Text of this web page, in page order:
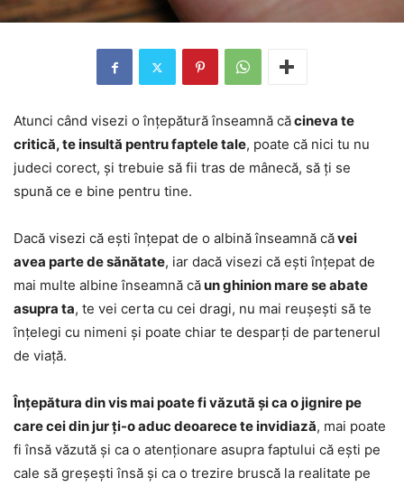
Atunci când visezi o înțepătură înseamnă căcineva te
critică, te insultă pentru faptele tale, poate că nici tu nu
judeci corect, și trebuie să fii tras de mânecă, să ți se
spună ce e bine pentru tine.
Dacă visezi că ești înțepat de o albină înseamnă căvei
avea parte de sănătate, iar dacă visezi că ești înțepat de
mai multe albine înseamnă căun ghinion mare se abate
asupra ta, te vei certa cu cei dragi, nu mai reușești să te
înțelegi cu nimeni și poate chiar te desparți de partenerul
de viață.
Înțepătura din vis mai poate fi văzută și ca o jignire pe
care cei din jur ți-o aduc deoarece te invidiază, mai poate
fi însă văzută și ca o atenționare asupra faptului că ești pe
cale să greșești însă și ca o trezire bruscă la realitate pe